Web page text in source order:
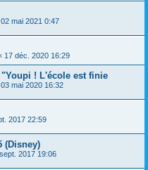
02 mai 2021 0:47
17 déc. 2020 16:29
! L'école est finie
03 mai 2020 16:32
2017 22:59
(Disney)
2017 19:06